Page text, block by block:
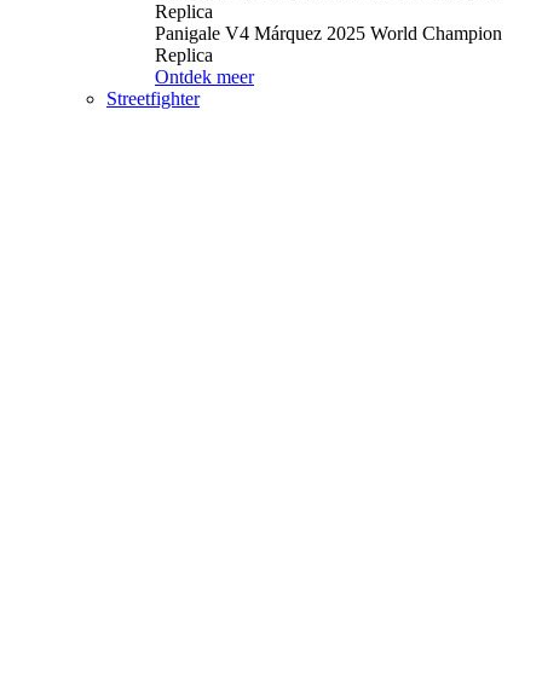
Replica
Panigale V4 Márquez 2025 World Champion
Replica
Ontdek meer
Streetfighter